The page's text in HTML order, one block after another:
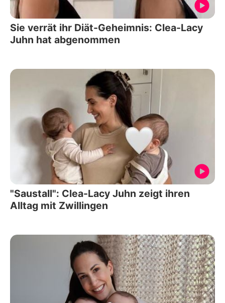
Sie verrät ihr Diät-Geheimnis: Clea-Lacy
Juhn hat abgenommen
"Saustall": Clea-Lacy Juhn zeigt ihren
Alltag mit Zwillingen